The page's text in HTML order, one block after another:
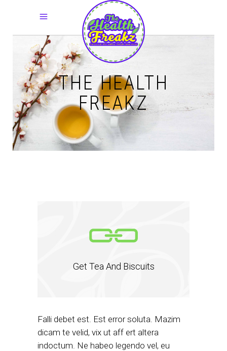
THE HEALTH
FREAKZ
Get Tea And Biscuits
Falli debet est. Est error soluta. Mazim
dicam te velid, vix ut aff ert altera
indoctum. Ne habeo legendo vel, eu